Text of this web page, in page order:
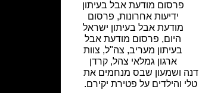
פרסום מודעת אבל בעיתון
ידיעות אחרונות, פרסום
מודעת אבל בעיתון ישראל
היום, פרסום מודעת אבל
בעיתון מעריב, צה"ל, צוות
ארגון גמלאי צהל,קרדן
דנה ושמעון שבס מנחמים את
טלי והילדים על פטירת יקירם.